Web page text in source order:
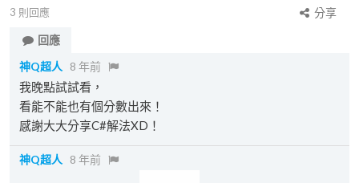
3 則回應
分享
回應
神Q超人
8 年前
我晚點試試看，
看能不能也有個分數出來！
感謝大大分享C#解法XD！
神Q超人 8 年前